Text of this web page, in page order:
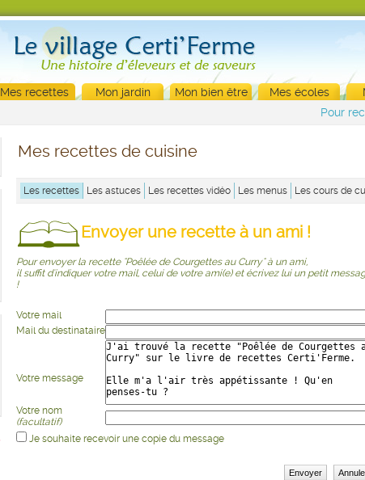
Mes recettes Mon jardin Mon bien être Mes écoles
Pour
Mes recettes de cuisine
Les recettes Les astuces Les recettes vidéo Les menus Les cours de
Envoyer une recette à un ami !
Pour envoyer la recette "Poêlée de Courgettes au Curry" à un ami,
il suffit d'indiquer votre mail, celui de votre ami(e) et écrivez lui un petit
!
Votre mail
Mail du destinataire
Votre message
Votre nom
(facultatif)
Je souhaite recevoir une copie du message